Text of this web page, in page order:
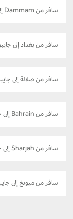
سافر من Dammam إلى جايبور
سافر من بغداد إلى جايبور
سافر من صلالة إلى جايبور
سافر من Bahrain إلى جايبور
سافر من Sharjah إلى جايبور
سافر من ميونخ إلى جايبور